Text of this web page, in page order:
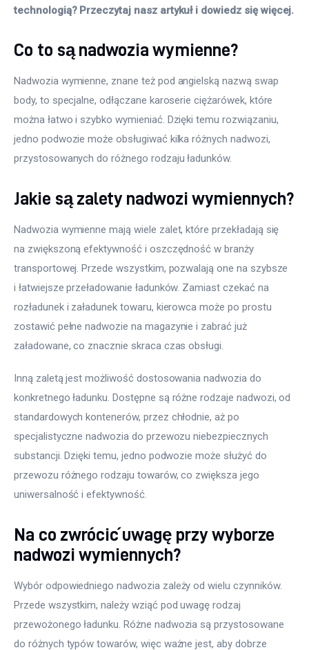
technologią? Przeczytaj nasz artykuł i dowiedz się więcej.
Co to są nadwozia wymienne?
Nadwozia wymienne, znane też pod angielską nazwą swap
body, to specjalne, odłączane karoserie ciężarówek, które
można łatwo i szybko wymieniać. Dzięki temu rozwiązaniu,
jedno podwozie może obsługiwać kilka różnych nadwozi,
przystosowanych do różnego rodzaju ładunków.
Jakie są zalety nadwozi wymiennych?
Nadwozia wymienne mają wiele zalet, które przekładają się
na zwiększoną efektywność i oszczędność w branży
transportowej. Przede wszystkim, pozwalają one na szybsze
i łatwiejsze przeładowanie ładunków. Zamiast czekać na
rozładunek i załadunek towaru, kierowca może po prostu
zostawić pełne nadwozie na magazynie i zabrać już
załadowane, co znacznie skraca czas obsługi.
Inną zaletą jest możliwość dostosowania nadwozia do
konkretnego ładunku. Dostępne są różne rodzaje nadwozi, od
standardowych kontenerów, przez chłodnie, aż po
specjalistyczne nadwozia do przewozu niebezpiecznych
substancji. Dzięki temu, jedno podwozie może służyć do
przewozu różnego rodzaju towarów, co zwiększa jego
uniwersalność i efektywność.
Na co zwrócić uwagę przy wyborze
nadwozi wymiennych?
Wybór odpowiedniego nadwozia zależy od wielu czynników.
Przede wszystkim, należy wziąć pod uwagę rodzaj
przewożonego ładunku. Różne nadwozia są przystosowane
do różnych typów towarów, więc ważne jest, aby dobrze